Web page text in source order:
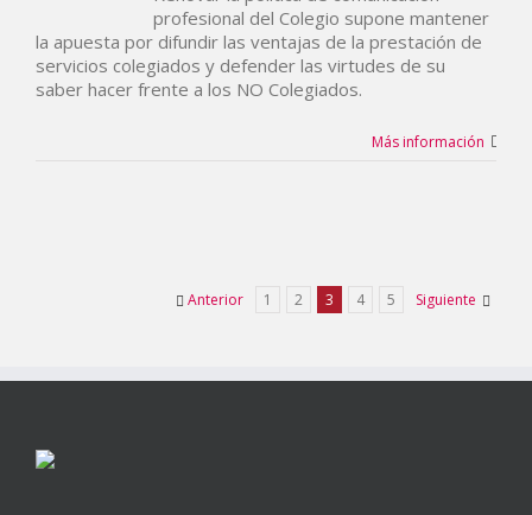
profesional del Colegio supone mantener
la apuesta por difundir las ventajas de la prestación de
servicios colegiados y defender las virtudes de su
saber hacer frente a los NO Colegiados.
Más información
Anterior 1 2 3 4 5 Siguiente